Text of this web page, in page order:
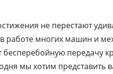
не перестают
работе многих машин и
передачу
мы хотим